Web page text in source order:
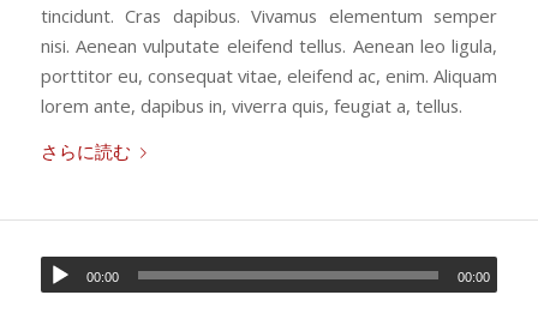
tincidunt. Cras dapibus. Vivamus elementum semper
nisi. Aenean vulputate eleifend tellus. Aenean leo ligula,
porttitor eu, consequat vitae, eleifend ac, enim. Aliquam
lorem ante, dapibus in, viverra quis, feugiat a, tellus.
さらに読む
00:00 00:00